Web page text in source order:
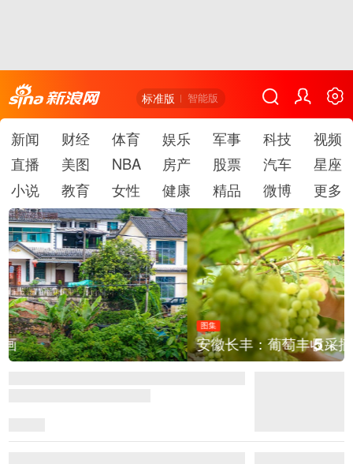
标准版 智能版
新闻 财经 体育 娱乐 军事 科技
视频
直播
美图 NBA 房产 股票 汽车
星座
小说
教育 女性 健康 精品 微博 更多
图集
安徽长丰：葡萄丰收采摘忙 5/6